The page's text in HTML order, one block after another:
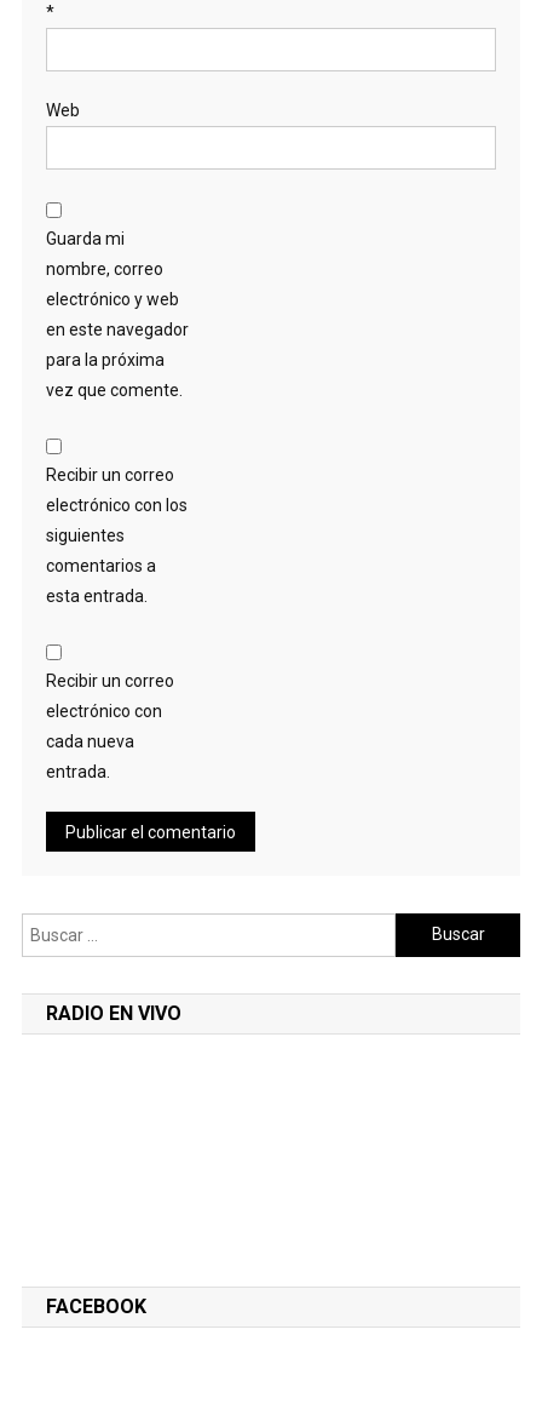
*
Web
Guarda mi
nombre, correo
electrónico y web
en este navegador
para la próxima
vez que comente.
Recibir un correo
electrónico con los
siguientes
comentarios a
esta entrada.
Recibir un correo
electrónico con
cada nueva
entrada.
Buscar:
RADIO EN VIVO
FACEBOOK